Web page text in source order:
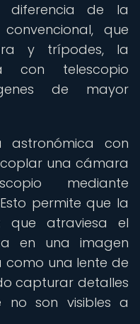
diferencia de la
que
y trípodes, la
con telescopio
de mayor
astronómica con
una cámara
mediante
permite que la
atraviesa el
en una imagen
como una lente de
capturar detalles
no son visibles a